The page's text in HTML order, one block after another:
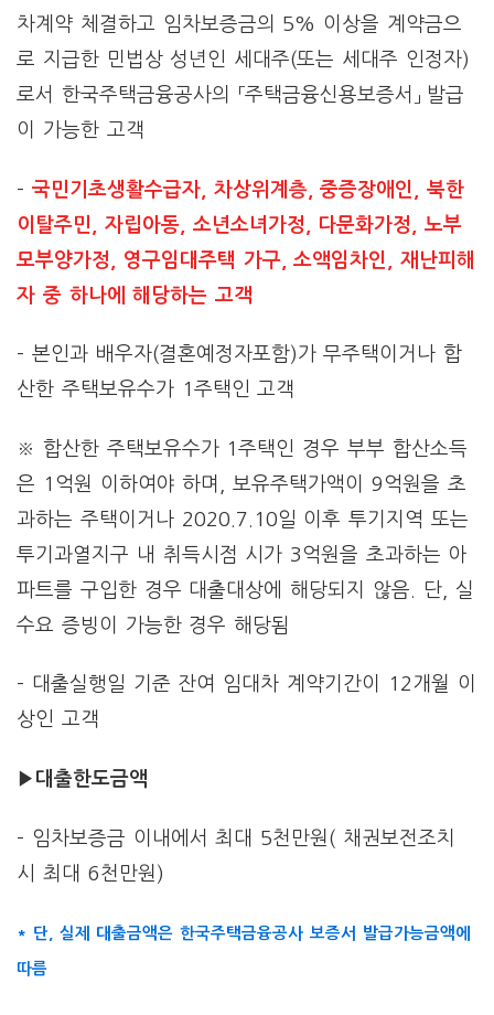
차계약 체결하고 임차보증금의 5% 이상을 계약금으
로 지급한 민법상 성년인 세대주(또는 세대주 인정자)
로서 한국주택금융공사의 「주택금융신용보증서」 발급
이 가능한 고객
– 국민기초생활수급자, 차상위계층, 중증장애인, 북한
이탈주민, 자립아동, 소년소녀가정, 다문화가정, 노부
모부양가정, 영구임대주택 가구, 소액임차인, 재난피해
자 중 하나에 해당하는 고객
– 본인과 배우자(결혼예정자포함)가 무주택이거나 합
산한 주택보유수가 1주택인 고객
※ 합산한 주택보유수가 1주택인 경우 부부 합산소득
은 1억원 이하여야 하며, 보유주택가액이 9억원을 초
과하는 주택이거나 2020.7.10일 이후 투기지역 또는
투기과열지구 내 취득시점 시가 3억원을 초과하는 아
파트를 구입한 경우 대출대상에 해당되지 않음. 단, 실
수요 증빙이 가능한 경우 해당됨
– 대출실행일 기준 잔여 임대차 계약기간이 12개월 이
상인 고객
▶대출한도금액
– 임차보증금 이내에서 최대 5천만원( 채권보전조치
시 최대 6천만원)
* 단, 실제 대출금액은 한국주택금융공사 보증서 발급가능금액에
따름